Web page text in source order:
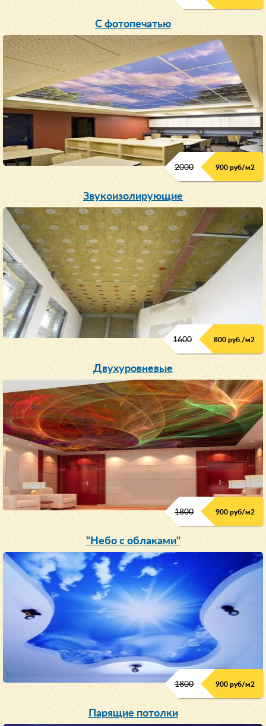
С фотопечатью
2000 900 руб/м2
Звукоизолирующие
1600 800 руб./м2
Двухуровневые
1800 900 руб/м2
"Небо с облаками"
1800 900 руб/м2
Парящие потолки